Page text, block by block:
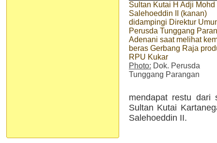
Sultan Kutai H Adji Mohd
Salehoeddin II (kanan)
didampingi Direktur
Perusda Tunggang
Adenani saat melihat
beras Gerbang Raja
RPU Kukar
Photo: Dok. Perusda
Tunggang Parangan
mendapat restu dari
Sultan Kutai
Salehoeddin II.